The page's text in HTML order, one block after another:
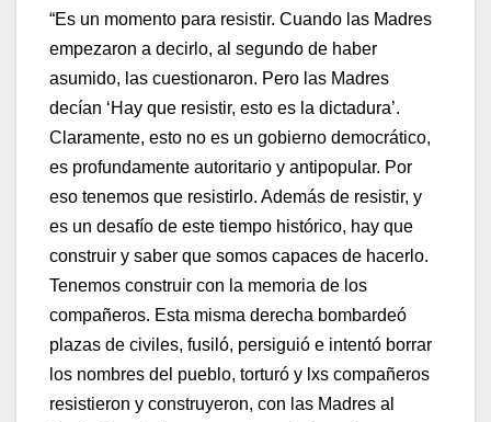
“Es un momento para resistir. Cuando las Madres
empezaron a decirlo, al segundo de haber
asumido, las cuestionaron. Pero las Madres
decían ‘Hay que resistir, esto es la dictadura’.
Claramente, esto no es un gobierno democrático,
es profundamente autoritario y antipopular. Por
eso tenemos que resistirlo. Además de resistir, y
es un desafío de este tiempo histórico, hay que
construir y saber que somos capaces de hacerlo.
Tenemos construir con la memoria de los
compañeros. Esta misma derecha bombardeó
plazas de civiles, fusiló, persiguió e intentó borrar
los nombres del pueblo, torturó y lxs compañeros
resistieron y construyeron, con las Madres al